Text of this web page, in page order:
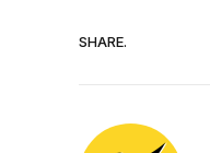
SHARE.